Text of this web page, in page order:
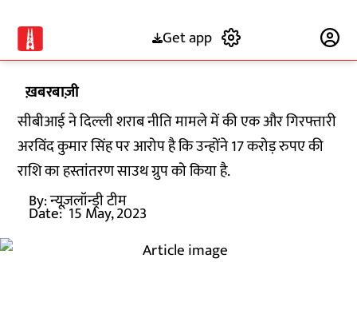
Get app
ख़बरबाज़ी
सीबीआई ने दिल्ली शराब नीति मामले में की एक और गिरफ्तारी
अरविंद कुमार सिंह पर आरोप है कि उन्होंने 17 करोड़ रुपए की
राशि का हस्तांतरण साउथ ग्रुप को किया है.
By:न्यूज़लॉन्ड्री टीम
Date: 15 May, 2023